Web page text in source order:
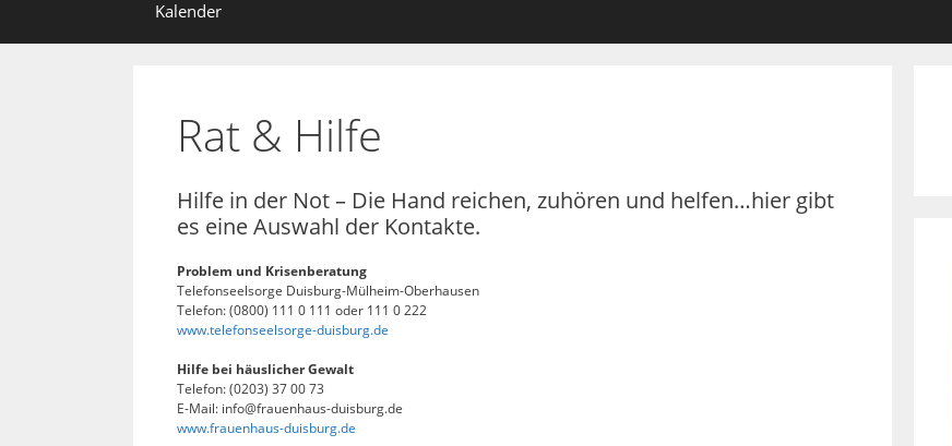
Kalender
Rat & Hilfe
Hilfe in der Not – Die Hand reichen, zuhören und helfen…hier gibt
es eine Auswahl der Kontakte.
Problem und Krisenberatung
Telefonseelsorge Duisburg-Mülheim-Oberhausen
Telefon: (0800) 111 0 111 oder 111 0 222
www.telefonseelsorge-duisburg.de
Hilfe bei häuslicher Gewalt
Telefon: (0203) 37 00 73
E-Mail: info@frauenhaus-duisburg.de
www.frauenhaus-duisburg.de